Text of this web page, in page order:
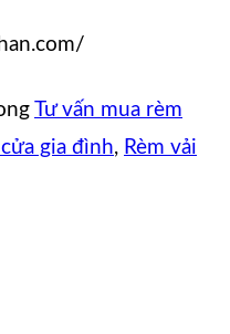
Tư vấn mua rèm
cửa gia đình, Rèm vải